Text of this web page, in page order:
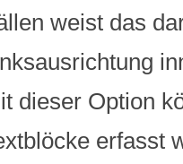
weist das
dieser Option
erfasst